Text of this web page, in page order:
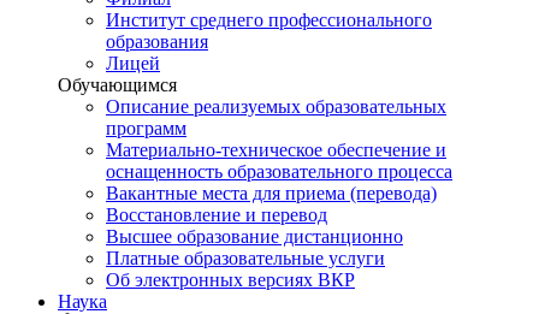
Институт среднего профессионального
образования
Лицей
Обучающимся
Описание реализуемых образовательных
программ
Материально-техническое обеспечение и
оснащенность образовательного процесса
Вакантные места для приема (перевода)
Восстановление и перевод
Высшее образование дистанционно
Платные образовательные услуги
Об электронных версиях ВКР
Наука